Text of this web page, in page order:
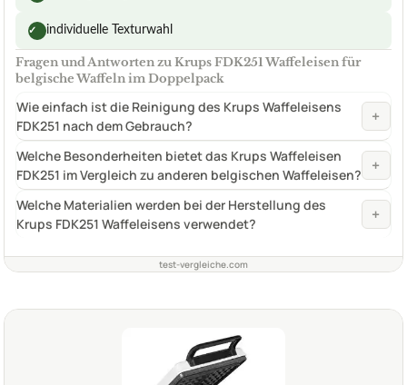
✓ individuelle Texturwahl
Fragen und Antworten zu Krups FDK251 Waffeleisen für
belgische Waffeln im Doppelpack
Wie einfach ist die Reinigung des Krups Waffeleisens
FDK251 nach dem Gebrauch?
+
Welche Besonderheiten bietet das Krups Waffeleisen
FDK251 im Vergleich zu anderen belgischen Waffeleisen?
+
Welche Materialien werden bei der Herstellung des
Krups FDK251 Waffeleisens verwendet?
+
test-vergleiche.com